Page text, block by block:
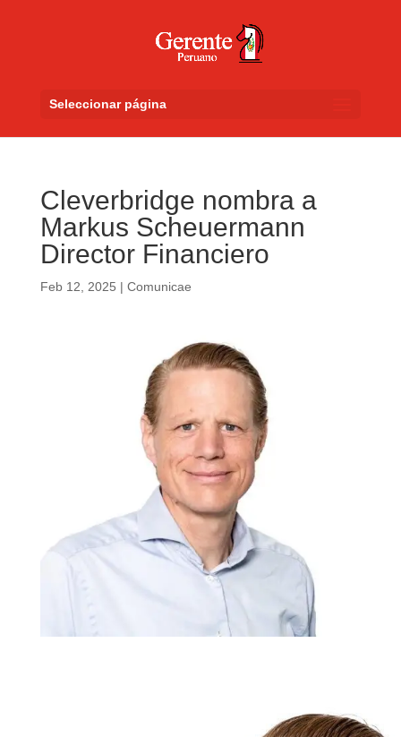
Seleccionar página
Cleverbridge nombra a
Markus Scheuermann
Director Financiero
Feb 12, 2025 | Comunicae